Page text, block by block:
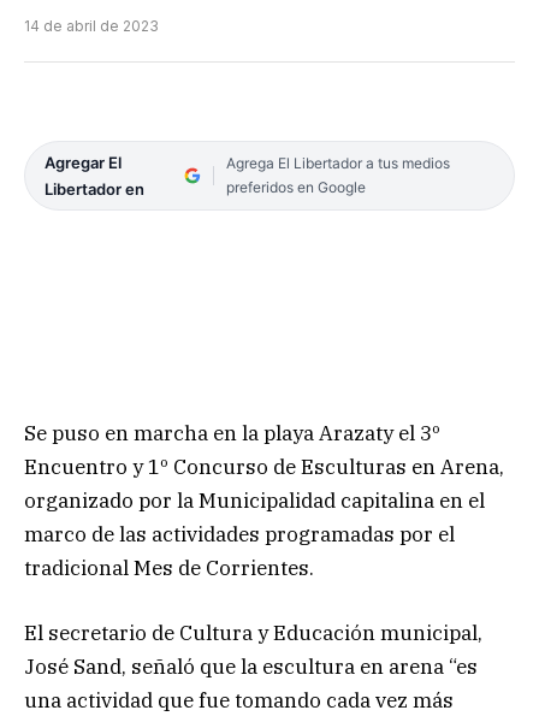
14 de abril de 2023
Agregar El
Libertador en
Agrega El Libertador a tus medios
preferidos en Google
Se puso en marcha en la playa Arazaty el 3º
Encuentro y 1º Concurso de Esculturas en Arena,
organizado por la Municipalidad capitalina en el
marco de las actividades programadas por el
tradicional Mes de Corrientes.
El secretario de Cultura y Educación municipal,
José Sand, señaló que la escultura en arena “es
una actividad que fue tomando cada vez más